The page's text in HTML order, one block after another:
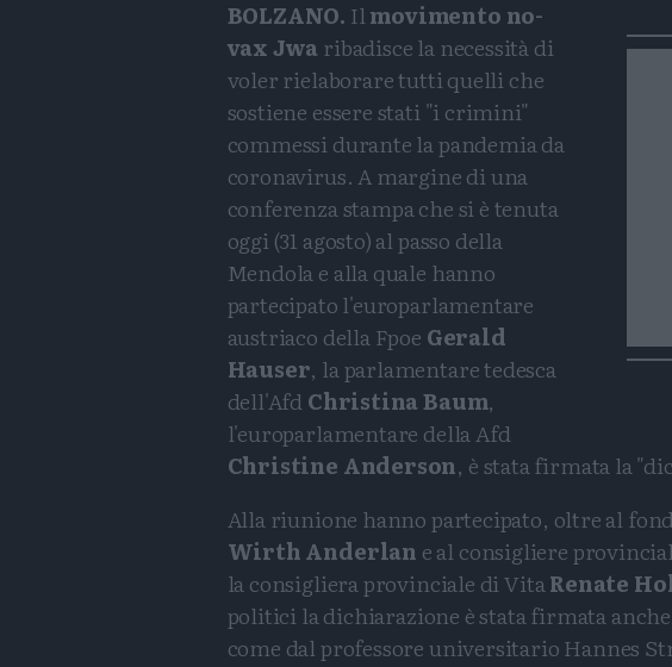
BOLZANO. Ilmovimento no-
vax Jwa ribadisce la necessità di
voler rielaborare tutti quelli che
sostiene essere stati "i crimini"
commessi durante la pandemia da
coronavirus. A margine di una
conferenza stampa che si è tenuta
oggi (31 agosto) al passo della
Mendola e alla quale hanno
partecipato l'europarlamentare
austriaco della Fpoe Gerald
Hauser, la parlamentare tedesca
dell'AfdChristina Baum,
l'europarlamentare della Afd
Christine Anderson, è stata firmata la
Alla riunione hanno partecipato, oltre al
Wirth Anderlan e al consigliere
la consigliera provinciale di VitaRenate
politici la dichiarazione è stata firmata
come dal professore universitario Hannes